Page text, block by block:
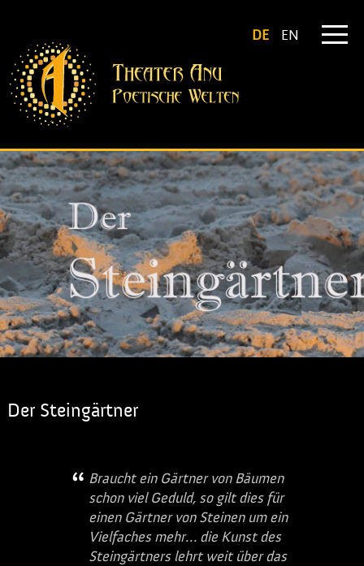
DE EN
Der Steingärtner
Braucht ein Gärtner von Bäumen
schon viel Geduld, so gilt dies für
einen Gärtner von Steinen um ein
Vielfaches mehr… die Kunst des
Steingärtners lehrt weit über das